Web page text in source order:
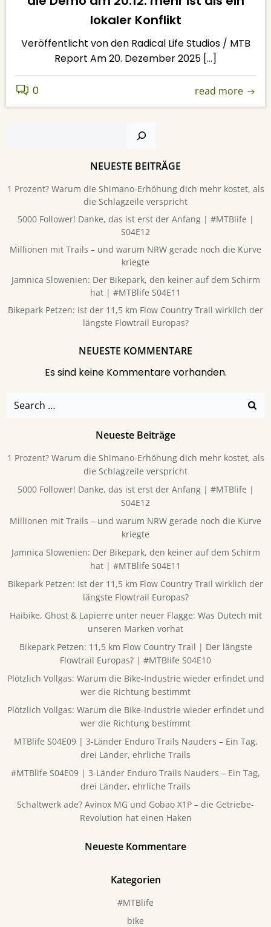
lokaler Konflikt
Veröffentlicht von den Radical Life Studios / MTB
Report Am 20. Dezember 2025 […]
0 read more
Suchen
NEUESTE BEITRÄGE
1 Prozent? Warum die Shimano-Erhöhung dich mehr kostet, als
die Schlagzeile verspricht
5000 Follower! Danke, das ist erst der Anfang | #MTBlife |
S04E12
Millionen mit Trails – und warum NRW gerade noch die Kurve
kriegte
Jamnica Slowenien: Der Bikepark, den keiner auf dem Schirm
hat | #MTBlife S04E11
Bikepark Petzen: Ist der 11,5 km Flow Country Trail wirklich der
längste Flowtrail Europas?
NEUESTE KOMMENTARE
Es sind keine Kommentare vorhanden.
Search
Neueste Beiträge
1 Prozent? Warum die Shimano-Erhöhung dich mehr kostet, als
die Schlagzeile verspricht
5000 Follower! Danke, das ist erst der Anfang | #MTBlife |
S04E12
Millionen mit Trails – und warum NRW gerade noch die Kurve
kriegte
Jamnica Slowenien: Der Bikepark, den keiner auf dem Schirm
hat | #MTBlife S04E11
Bikepark Petzen: Ist der 11,5 km Flow Country Trail wirklich der
längste Flowtrail Europas?
Haibike, Ghost & Lapierre unter neuer Flagge: Was Dutech mit
unseren Marken vorhat
Bikepark Petzen: 11,5 km Flow Country Trail | Der längste
Flowtrail Europas? | #MTBlife S04E10
Plötzlich Vollgas: Warum die Bike-Industrie wieder erfindet und
wer die Richtung bestimmt
Plötzlich Vollgas: Warum die Bike-Industrie wieder erfindet und
wer die Richtung bestimmt
MTBlife S04E09 | 3-Länder Enduro Trails Nauders – Ein Tag,
drei Länder, ehrliche Trails
#MTBlife S04E09 | 3-Länder Enduro Trails Nauders – Ein Tag,
drei Länder, ehrliche Trails
Schaltwerk ade? Avinox MG und Gobao X1P – die Getriebe-
Revolution hat einen Haken
Neueste Kommentare
Kategorien
#MTBlife
bike